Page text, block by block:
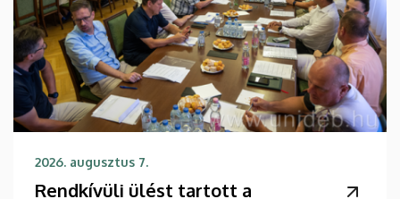
2026. augusztus 7.
Rendkívüli ülést tartott a